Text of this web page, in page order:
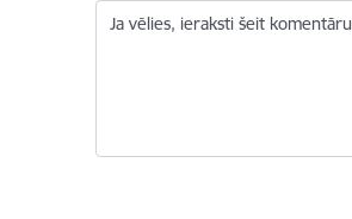
Ja vēlies, ieraksti šeit komentāru